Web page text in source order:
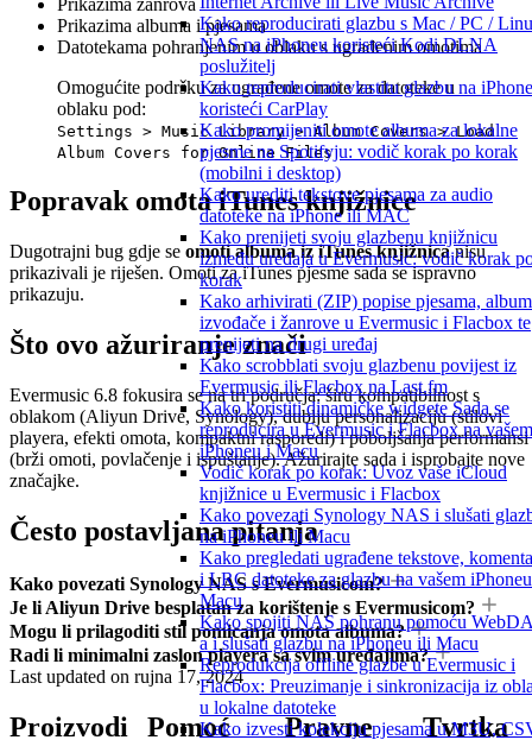
Kako reproducirati glazbu s Mac / PC /
NAS na iPhoneu koristeći Kodi DLNA
poslužitelj
Kako reproducirati vlastitu glazbu na
koristeći CarPlay
Kako promijeniti omote albuma za lokalne
pjesme na Spotifyju: vodič korak po korak
(mobilni i desktop)
Kako urediti tekstove pjesama za audio
datoteke na iPhone ili MAC
Kako prenijeti svoju glazbenu knjižnicu
između uređaja u Evermusic: vodič korak
korak
Kako arhivirati (ZIP) popise pjesama,
izvođače i žanrove u Evermusic i Flacbox te
prenijeti na drugi uređaj
Kako scrobblati svoju glazbenu povijest iz
Evermusic ili Flacbox na Last.fm
Kako koristiti dinamičke widgete Sada se
reproducira u Evermusic i Flacbox na vašem
iPhoneu i Macu
Vodič korak po korak: Uvoz vaše iCloud
knjižnice u Evermusic i Flacbox
Kako povezati Synology NAS i slušati
na iPhoneu ili Macu
Kako pregledati ugrađene tekstove,
i LRC datoteke za glazbu na vašem
Macu
Kako spojiti NAS pohranu pomoću
a i slušati glazbu na iPhoneu ili Macu
Reprodukcija offline glazbe u Evermusic i
Flacbox: Preuzimanje i sinkronizacija iz
u lokalne datoteke
Kako izvesti kolekciju pjesama u M3U,
Prikazima albuma i pjesama
Datotekama pohranjenim u oblaku s ugrađenim omotima
Omogućite podršku za ugrađene omote za datoteke u
oblaku pod:
Settings > Music Library > Album Covers > Load
Album Covers for Online Files
Popravak omota iTunes knjižnice
Dugotrajni bug gdje se omoti albuma iz iTunes knjižnicanisu
prikazivali je riješen. Omoti za iTunes pjesme sada se ispravno
prikazuju.
Što ovo ažuriranje znači
Evermusic 6.8 fokusira se na tri područja: širu kompatibilnost s
oblakom (Aliyun Drive, Synology), dublju personalizaciju (stilovi
playera, efekti omota, kompaktni rasporedi) i poboljšanja performansi
(brži omoti, povlačenje i ispuštanje). Ažurirajte sada i isprobajte nove
značajke.
Često postavljana pitanja
Kako povezati Synology NAS s Evermusicom?
Je li Aliyun Drive besplatan za korištenje s Evermusicom?
Mogu li prilagoditi stil pomicanja omota albuma?
Radi li minimalni zaslon playera sa svim uređajima?
Last updated on rujna 17, 2024
Proizvodi Pomoć
Pravne
Tvrtka